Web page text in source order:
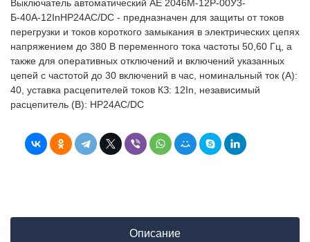
Выключатель автоматический АЕ 2046М-12Р-00У3-
Б-40А-12InНР24AC/DC - предназначен для защиты от токов
перегрузки и токов короткого замыкания в электрических цепях
напряжением до 380 В переменного тока частоты 50,60 Гц, а
также для оперативных отключений и включений указанных
цепей с частотой до 30 включений в час, номинальный ток (А):
40, уставка расцепителей токов КЗ: 12In, независимый
расцепитель (В): НР24AC/DC
Описание